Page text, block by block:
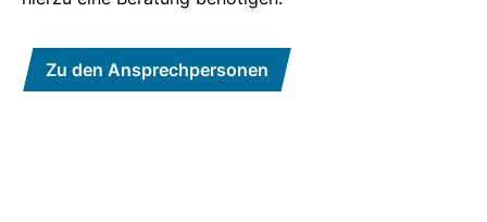
Zu den Ansprechpersonen